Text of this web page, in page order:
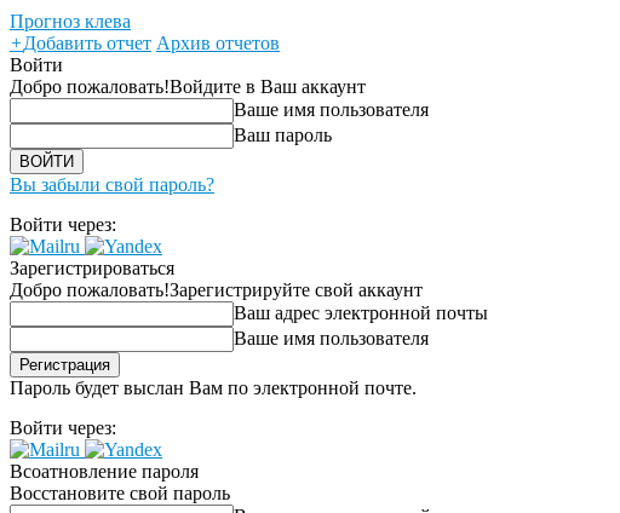
Прогноз клева
+Добавить отчет Архив отчетов
Войти
Добро пожаловать!Войдите в Ваш аккаунт
Ваше имя пользователя
Ваш пароль
Вы забыли свой пароль?
Войти через:
Зарегистрироваться
Добро пожаловать!Зарегистрируйте свой аккаунт
Ваш адрес электронной почты
Ваше имя пользователя
Пароль будет выслан Вам по электронной почте.
Войти через:
Всоатновление пароля
Восстановите свой пароль